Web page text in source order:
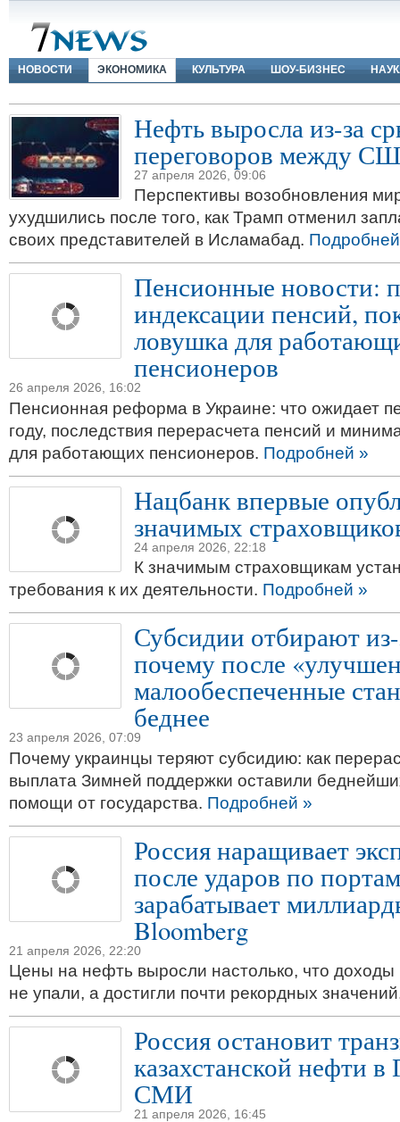
НОВОСТИ ЭКОНОМИКА КУЛЬТУРА ШОУ-БИЗНЕС
Нефть выросла из-за
переговоров между
27 апреля 2026, 09:06
Перспективы возобновления
ухудшились после того, как Трамп отменил
своих представителей в Исламабад.
Пенсионные новости:
индексации пенсий,
ловушка для
пенсионеров
26 апреля 2026, 16:02
Пенсионная реформа в Украине: что ожидает
году, последствия перерасчета пенсий и
для работающих пенсионеров. Подробней »
Нацбанк впервые
значимых
24 апреля 2026, 22:18
К значимым страховщикам
требования к их деятельности. Подробней »
Субсидии отбирают
почему после
малообеспеченные
беднее
23 апреля 2026, 07:09
Почему украинцы теряют субсидию: как
выплата Зимней поддержки оставили
помощи от государства. Подробней »
Россия наращивает
после ударов по
зарабатывает
Bloomberg
21 апреля 2026, 22:20
Цены на нефть выросли настолько, что доходы
не упали, а достигли почти рекордных
Россия остановит
казахстанской нефти
СМИ
21 апреля 2026, 16:45